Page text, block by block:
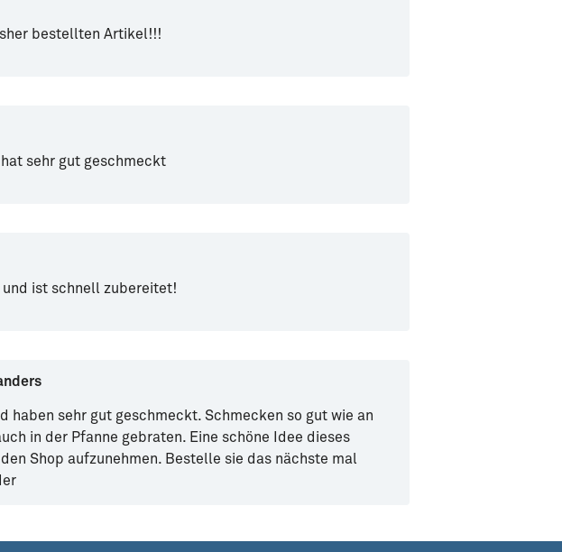
bestellten Artikel!!!
sehr gut geschmeckt
und ist schnell zubereitet!
haben sehr gut geschmeckt. Schmecken so gut wie an
in der Pfanne gebraten. Eine schöne Idee dieses
Shop aufzunehmen. Bestelle sie das nächste mal